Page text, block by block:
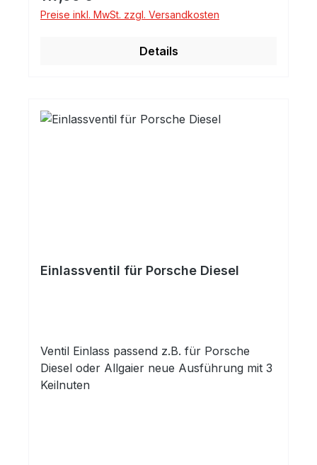
Preise inkl. MwSt. zzgl. Versandkosten
Details
Einlassventil für Porsche Diesel
Ventil Einlass passend z.B. für Porsche
Diesel oder Allgaier neue Ausführung mit 3
Keilnuten